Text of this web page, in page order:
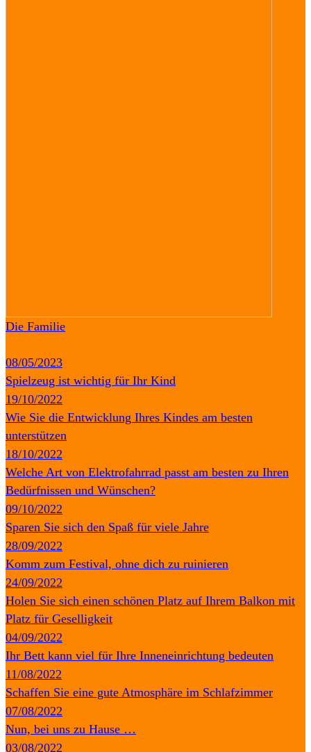
Die Familie
08/05/2023
Spielzeug ist wichtig für Ihr Kind
19/10/2022
Wie Sie die Entwicklung Ihres Kindes am besten
unterstützen
18/10/2022
Welche Art von Elektrofahrrad passt am besten zu Ihren
Bedürfnissen und Wünschen?
09/10/2022
Sparen Sie sich den Spaß für viele Jahre
28/09/2022
Komm zum Festival, ohne dich zu ruinieren
24/09/2022
Holen Sie sich einen schönen Platz auf Ihrem Balkon mit
Platz für Geselligkeit
04/09/2022
Ihr Bett kann viel für Ihre Inneneinrichtung bedeuten
11/08/2022
Schaffen Sie eine gute Atmosphäre im Schlafzimmer
07/08/2022
Nun, bei uns zu Hause …
03/08/2022